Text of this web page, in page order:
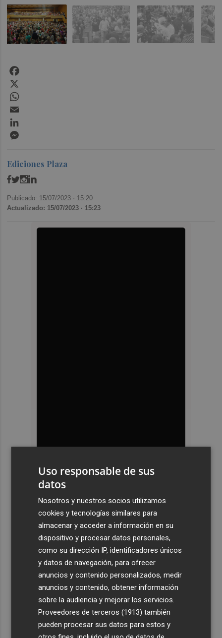
Ediciones Plaza
Publicado: 15/07/2023 · 15:20
Actualizado: 15/07/2023 · 15:23
Uso responsable de sus
datos
Nosotros y nuestros socios utilizamos
cookies y tecnologías similares para
almacenar y acceder a información en su
dispositivo y procesar datos personales,
como su dirección IP, identificadores únicos
y datos de navegación, para ofrecer
anuncios y contenido personalizados, medir
anuncios y contenido, obtener información
sobre la audiencia y mejorar los servicios.
Proveedores de terceros (1913) también
pueden procesar sus datos para estos y